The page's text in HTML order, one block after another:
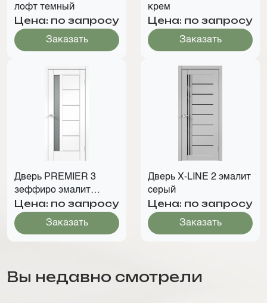
лофт темный
Цена: по запросу
Заказать
крем
Цена: по запросу
Заказать
Дверь PREMIER 3
зеффиро эмалит
текстур. 016-Р
Цена: по запросу
Заказать
Дверь X-LINE 2 эмалит
серый
Цена: по запросу
Заказать
Вы недавно смотрели